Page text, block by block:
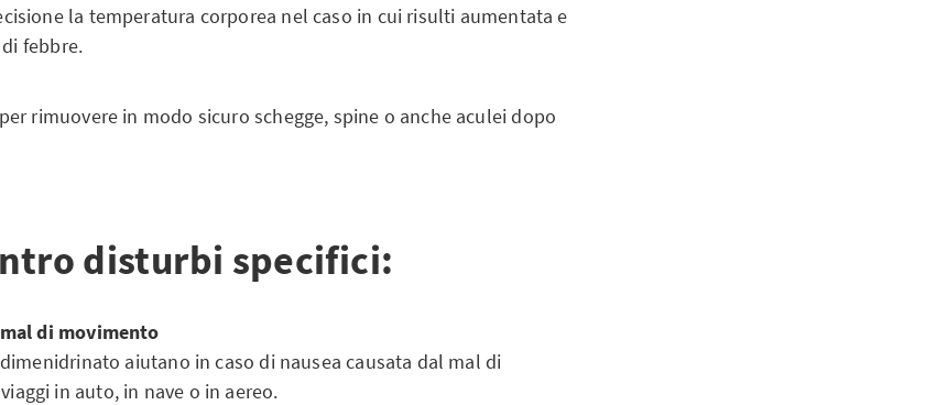
la temperatura corporea nel caso in cui risulti aumentata e
febbre.
rimuovere in modo sicuro schegge, spine o anche aculei dopo
disturbi specifici:
di movimento
aiutano in caso di nausea causata dal mal di
in auto, in nave o in aereo.